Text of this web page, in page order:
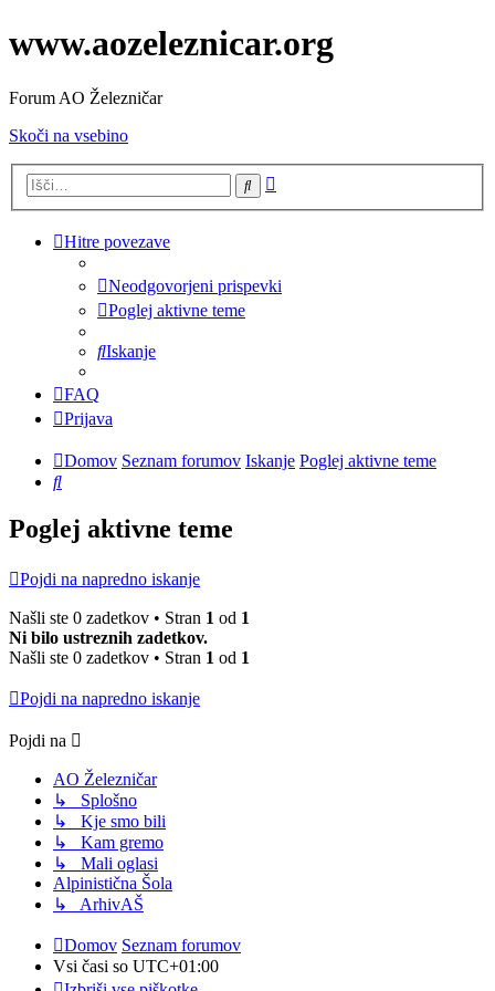
www.aozeleznicar.org
Forum AO Železničar
Skoči na vsebino
Iskanje
Hitre povezave
Neodgovorjeni prispevki
Poglej aktivne teme
Iskanje
FAQ
Prijava
Domov Seznam forumov Iskanje Poglej aktivne teme
Iskanje
Poglej aktivne teme
Pojdi na napredno iskanje
Našli ste 0 zadetkov • Stran 1 od 1
Ni bilo ustreznih zadetkov.
Našli ste 0 zadetkov • Stran 1 od 1
Pojdi na napredno iskanje
Pojdi na
AO Železničar
↳ Splošno
↳ Kje smo bili
↳ Kam gremo
↳ Mali oglasi
Alpinistična Šola
↳ ArhivAŠ
Domov Seznam forumov
Vsi časi so UTC+01:00